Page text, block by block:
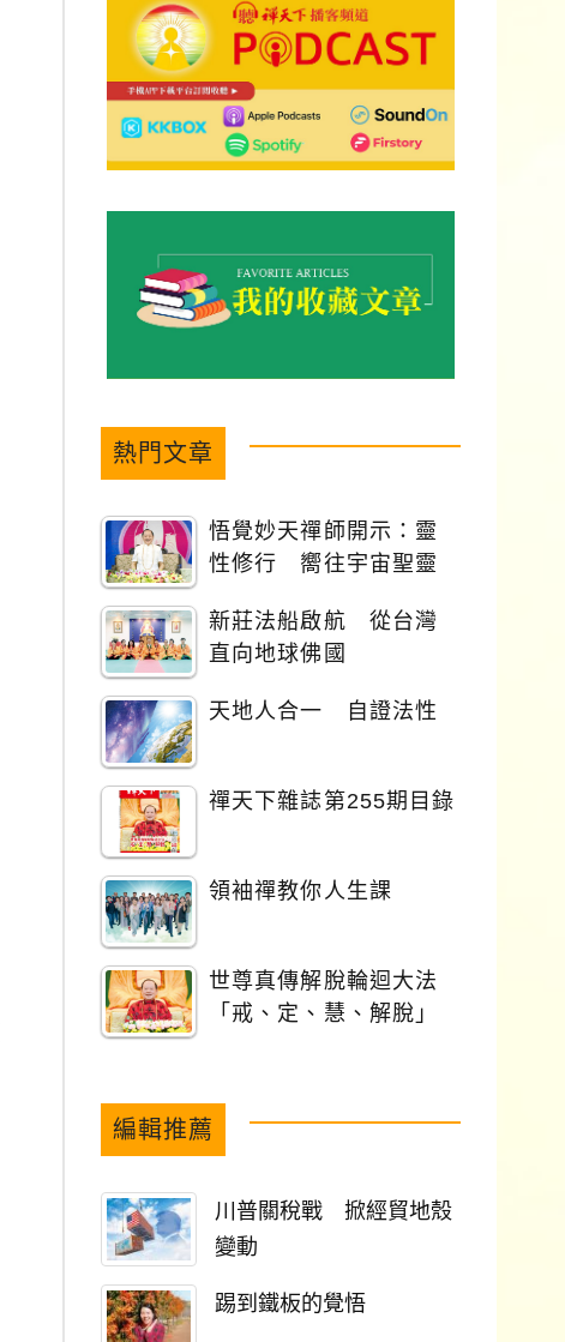
熱門文章
悟覺妙天禪師開示：靈
性修行 嚮往宇宙聖靈
新莊法船啟航 從台灣
直向地球佛國
天地人合一 自證法性
禪天下雜誌第255期目錄
領袖禪教你人生課
世尊真傳解脫輪迴大法
「戒、定、慧、解脫」
編輯推薦
川普關稅戰 掀經貿地殼
變動
踢到鐵板的覺悟